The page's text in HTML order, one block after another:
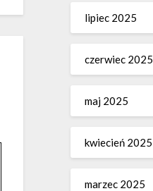
lipiec 2025
czerwiec 2025
maj 2025
kwiecień 2025
marzec 2025